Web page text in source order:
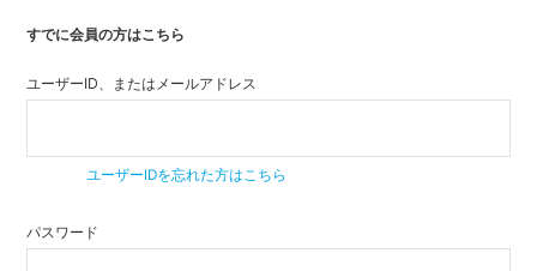
すでに会員の方はこちら
ユーザーID、またはメールアドレス
ユーザーIDを忘れた方はこちら
パスワード